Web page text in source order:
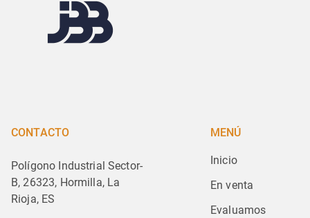
CONTACTO
Polígono Industrial Sector-
B, 26323, Hormilla, La
Rioja, ES
MENÚ
Inicio
En venta
Evaluamos